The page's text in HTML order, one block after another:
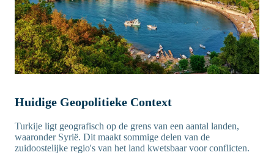
Huidige Geopolitieke Context
Turkije ligt geografisch op de grens van een aantal landen,
waaronder Syrië. Dit maakt sommige delen van de
zuidoostelijke regio's van het land kwetsbaar voor conflicten.